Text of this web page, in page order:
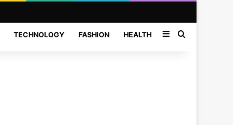
TECHNOLOGY FASHION HEALTH SidebarSearch for